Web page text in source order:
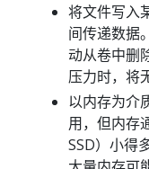
将文件写入
间传递数据
动从卷中删
压力时，将
以内存为介
用，但内存
SSD）小得